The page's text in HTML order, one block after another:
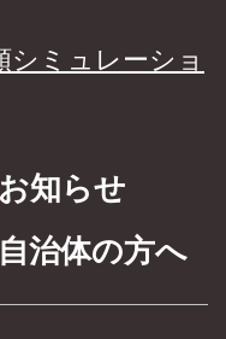
シミュレーショ
お知らせ
自治体の方へ